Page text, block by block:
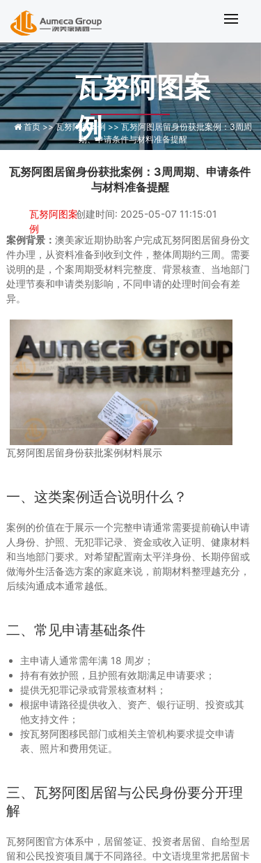
瓦努阿图居留身份获批案例：
首页 >>瓦努阿图案例 >> 瓦努阿图居留身份获批案例：3周周
期、申请条件与材料准备提醒
瓦努阿图案
例
瓦努阿图居留身份获批案例：3周周期、申请条件
与材料准备提醒
创建时间: 2025-05-07 11:15:01
瓦努阿图案
例
案例背景： 澳美家近期协助客户完成瓦努阿图居留身份文
件办理，从资料准备到收到文件，整体周期约三周。需要
说明的是，个案周期受材料完整度、背景核查、当地部门
处理节奏和申请类别影响，不同申请的处理时间会有差
异。
瓦努阿图居留身份获批案例材料展示
一、这类案例适合说明什么？
案例的价值在于展示一个完整申请通常需要提前确认申请
人身份、护照、无犯罪记录、资金或收入证明、健康材料
和当地部门要求。对希望配置南太平洋身份、长期停留或
做海外生活备选方案的家庭来说，前期材料整理越充分，
后续沟通成本通常越低。
二、常见申请基础条件
主申请人通常需年满 18 周岁；
持有有效护照，且护照有效期满足申请要求；
提供无犯罪记录或背景核查材料；
根据申请路径提供收入、资产、银行证明、投资或其
他支持文件；
按瓦努阿图移民部门或相关主管机构要求提交申请
表、照片和费用凭证。
三、瓦努阿图居留与公民身份要分开理
解
瓦努阿图官方体系中，居留签证、投资者居留、自给型居
留和公民投资项目属于不同路径。中文语境里常把居留卡